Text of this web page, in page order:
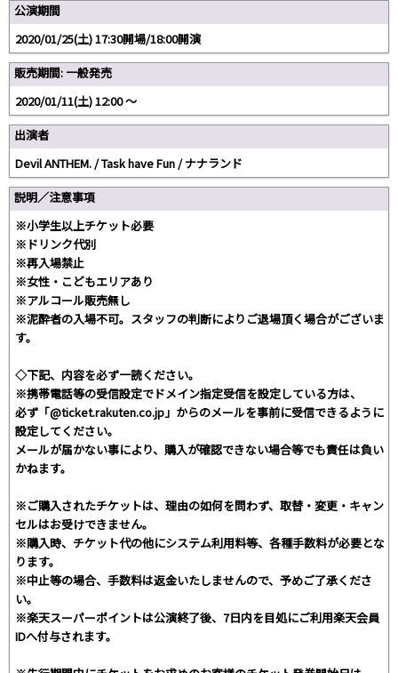
公演期間
2020/01/25(土) 17:30開場/18:00開演
販売期間: 一般発売
2020/01/11(土) 12:00 〜
出演者
Devil ANTHEM. / Task have Fun / ナナランド
説明／注意事項
※小学生以上チケット必要
※ドリンク代別
※再入場禁止
※女性・こどもエリアあり
※アルコール販売無し
※泥酔者の入場不可。スタッフの判断によりご退場頂く場合がございま
す。
◇下記、内容を必ず一読ください。
※携帯電話等の受信設定でドメイン指定受信を設定している方は、
必ず「@ticket.rakuten.co.jp」からのメールを事前に受信できるように
設定してください。
メールが届かない事により、購入が確認できない場合等でも責任は負い
かねます。
※ご購入されたチケットは、理由の如何を問わず、取替・変更・キャン
セルはお受けできません。
※購入時、チケット代の他にシステム利用料等、各種手数料が必要とな
ります。
※中止等の場合、手数料は返金いたしませんので、予めご了承くださ
い。
※楽天スーパーポイントは公演終了後、7日内を目処にご利用楽天会員
IDへ付与されます。